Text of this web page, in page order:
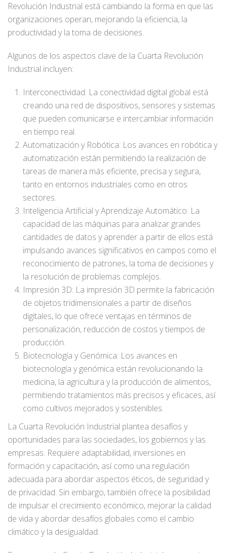
Revolución Industrial está cambiando la forma en que las
organizaciones operan, mejorando la eficiencia, la
productividad y la toma de decisiones.
Algunos de los aspectos clave de la Cuarta Revolución
Industrial incluyen:
Interconectividad: La conectividad digital global está
creando una red de dispositivos, sensores y sistemas
que pueden comunicarse e intercambiar información
en tiempo real.
Automatización y Robótica: Los avances en robótica y
automatización están permitiendo la realización de
tareas de manera más eficiente, precisa y segura,
tanto en entornos industriales como en otros
sectores.
Inteligencia Artificial y Aprendizaje Automático: La
capacidad de las máquinas para analizar grandes
cantidades de datos y aprender a partir de ellos está
impulsando avances significativos en campos como el
reconocimiento de patrones, la toma de decisiones y
la resolución de problemas complejos.
Impresión 3D: La impresión 3D permite la fabricación
de objetos tridimensionales a partir de diseños
digitales, lo que ofrece ventajas en términos de
personalización, reducción de costos y tiempos de
producción.
Biotecnología y Genómica: Los avances en
biotecnología y genómica están revolucionando la
medicina, la agricultura y la producción de alimentos,
permitiendo tratamientos más precisos y eficaces, así
como cultivos mejorados y sostenibles.
La Cuarta Revolución Industrial plantea desafíos y
oportunidades para las sociedades, los gobiernos y las
empresas. Requiere adaptabilidad, inversiones en
formación y capacitación, así como una regulación
adecuada para abordar aspectos éticos, de seguridad y
de privacidad. Sin embargo, también ofrece la posibilidad
de impulsar el crecimiento económico, mejorar la calidad
de vida y abordar desafíos globales como el cambio
climático y la desigualdad.